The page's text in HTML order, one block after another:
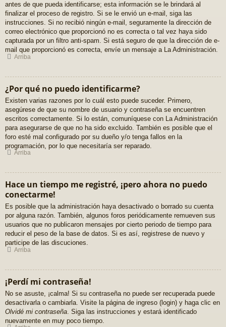
antes de que pueda identificarse; esta información se le brindará al
finalizar el proceso de registro. Si se le envió un e-mail, siga las
instrucciones. Si no recibió ningún e-mail, seguramente la dirección de
correo electrónico que proporcionó no es correcta o tal vez haya sido
capturada por un filtro anti-spam. Si está seguro de que la dirección de e-
mail que proporcionó es correcta, envíe un mensaje a La Administración.
Arriba
¿Por qué no puedo identificarme?
Existen varias razones por lo cuál esto puede suceder. Primero,
asegúrese de que su nombre de usuario y contraseña se encuentren
escritos correctamente. Si lo están, comuníquese con La Administración
para asegurarse de que no ha sido excluido. También es posible que el
foro esté mal configurado por su dueño y/o tenga fallos en la
programación, por lo que necesitaría ser reparado.
Arriba
Hace un tiempo me registré, ¡pero ahora no puedo
conectarme!
Es posible que la administración haya desactivado o borrado su cuenta
por alguna razón. También, algunos foros periódicamente remueven sus
usuarios que no publicaron mensajes por cierto periodo de tiempo para
reducir el peso de la base de datos. Si es así, registrese de nuevo y
participe de las discuciones.
Arriba
¡Perdí mi contraseña!
No se asuste, ¡calma! Si su contraseña no puede ser recuperada puede
desactivarla o cambiarla. Visite la página de ingreso (login) y haga clic en
Olvidé mi contraseña . Siga las instrucciones y estará identificado
nuevamente en muy poco tiempo.